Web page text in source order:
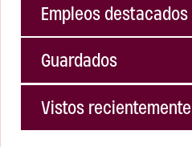
Empleos destacados
Guardados
Vistos recientemente